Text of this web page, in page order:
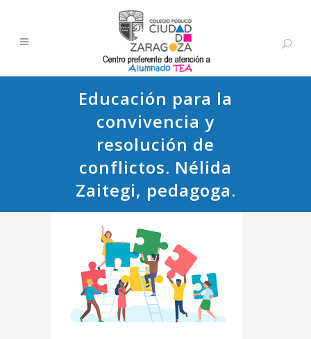
Educación para la
convivencia y
resolución de
conflictos. Nélida
Zaitegi, pedagoga.